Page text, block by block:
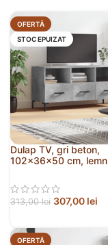
OFERTĂ
STOC EPUIZAT
Dulap TV, gri beton,
102x36x50 cm, lemn
313,00lei 307,00 lei
OFERTĂ